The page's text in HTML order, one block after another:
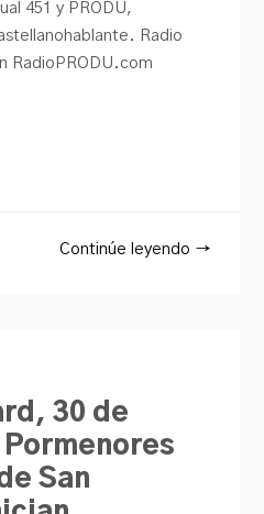
451 y PRODU,
Radio
RadioPRODU.com
Continúe leyendo →
30 de
San